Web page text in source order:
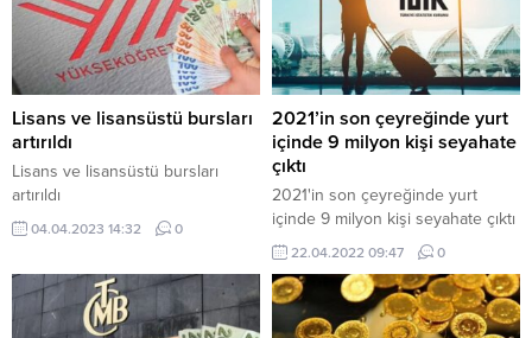
Lisans ve lisansüstü bursları
artırıldı
Lisans ve lisansüstü bursları
artırıldı
04.04.2023 14:32 0
2021’in son çeyreğinde yurt
içinde 9 milyon kişi seyahate
çıktı
2021'in son çeyreğinde yurt
içinde 9 milyon kişi seyahate çıktı
22.04.2022 09:47 0